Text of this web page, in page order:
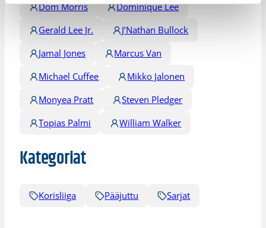
Dom Morris
Dominique Lee
Gerald Lee Jr.
J’Nathan Bullock
Jamal Jones
Marcus Van
Michael Cuffee
Mikko Jalonen
Monyea Pratt
Steven Pledger
Topias Palmi
William Walker
Kategoriat
Korisliiga Pääjuttu Sarjat